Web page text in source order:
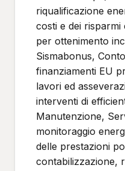
riqualificazione
costi e dei
per ottenimento
Sismabonus,
finanziamenti EU
lavori ed
interventi di
Manutenzione,
monitoraggio
delle prestazioni
contabilizzazione,